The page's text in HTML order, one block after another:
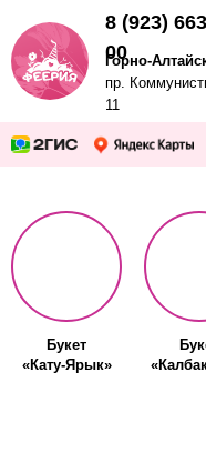
Горно-
пр.
11
8 (923)
00
Букет
«Кату-Ярык»